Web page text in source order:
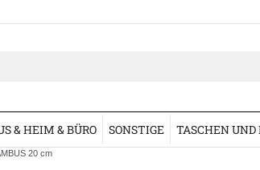
& HEIM & BÜRO SONSTIGE TASCHEN UND
20 cm